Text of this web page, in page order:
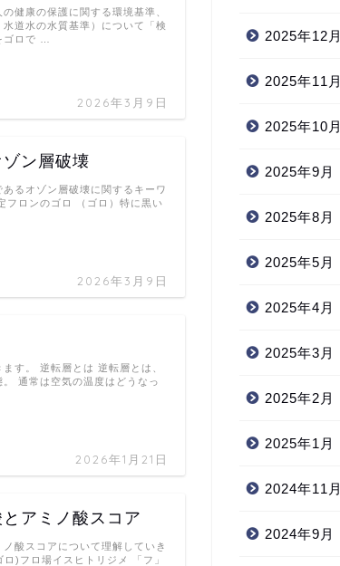
2026年3月9日
健康の保護に関する環境基準、
道水の水質基準）について「検
ゴロで …
ゾン層破壊
2026年3月9日
るオゾン層破壊に関するキーワ
フロンのゴロ （ゴロ）特に黒い
2026年1月21日
す。 逆転層とは 逆転層とは、
通常は空気の温度はどうなっ
とアミノ酸スコア
酸スコアについて理解していき
)フロ場イスヒトリジメ 「フ」
2025年12月
2025年11月
2025年10月
2025年9月
2025年8月
2025年5月
2025年4月
2025年3月
2025年2月
2025年1月
2024年11月
2024年9月